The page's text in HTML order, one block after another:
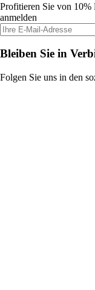
Profitieren Sie von 10%
anmelden
Bleiben Sie in
Folgen Sie uns in den